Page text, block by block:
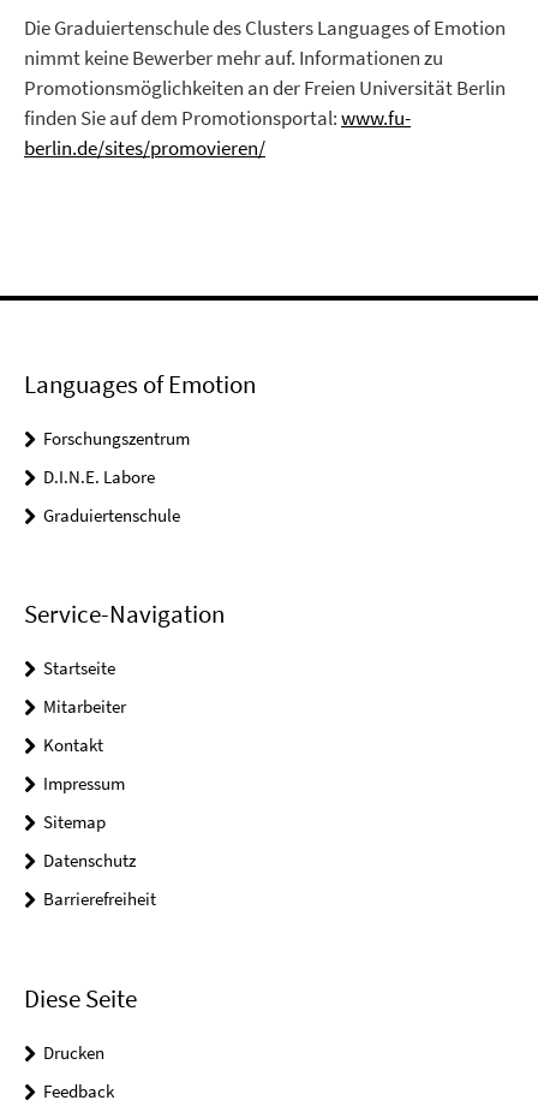
Die Graduiertenschule des Clusters Languages of Emotion
nimmt keine Bewerber mehr auf. Informationen zu
Promotionsmöglichkeiten an der Freien Universität Berlin
finden Sie auf dem Promotionsportal:www.fu-
berlin.de/sites/promovieren/
Languages of Emotion
Forschungszentrum
D.I.N.E. Labore
Graduiertenschule
Service-Navigation
Startseite
Mitarbeiter
Kontakt
Impressum
Sitemap
Datenschutz
Barrierefreiheit
Diese Seite
Drucken
Feedback